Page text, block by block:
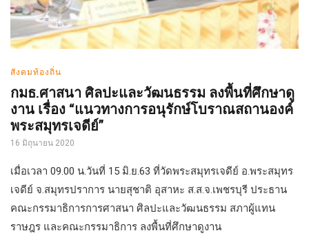
สังคมท้องถิ่น
กมธ.ศาสนา ศิลปะและวัฒนธรรม ลงพื้นที่ศึกษาดู
งาน เรื่อง “แนวทางการอนุรักษ์โบราณสถานองค์
พระสมุทรเจดีย์”
16 มิถุนายน 2020
เมื่อเวลา 09.00 น.วันที่ 15 มิ.ย.63 ที่วัดพระสมุทรเจดีย์ อ.พระสมุทร
เจดีย์ จ.สมุทรปราการ นายสุชาติ อุสาหะ ส.ส.จ.เพชรบุรี ประธาน
คณะกรรมาธิการการศาสนา ศิลปะและวัฒนธรรม สภาผู้แทน
ราษฎร และคณะกรรมาธิการ ลงพื้นที่ศึกษาดูงาน